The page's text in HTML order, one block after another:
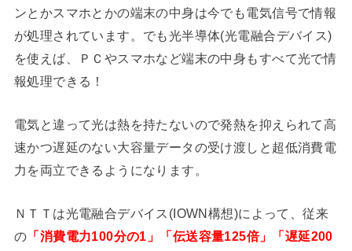
ンとかスマホとかの端末の中身は今でも電気信号で情報
が処理されています。でも光半導体(光電融合デバイス)
を使えば、ＰＣやスマホなど端末の中身もすべて光で情
報処理できる！
電気と違って光は熱を持たないので発熱を抑えられて高
速かつ遅延のない大容量データの受け渡しと超低消費電
力を両立できるようになります。
ＮＴＴは光電融合デバイス(IOWN構想)によって、従来
の 「消費電力100分の1」「伝送容量125倍」「遅延200